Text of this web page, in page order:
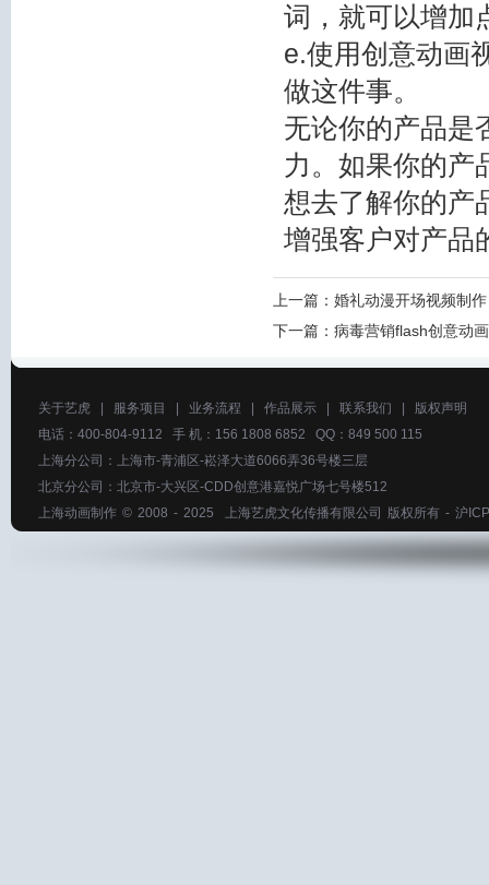
词，就可以增加
e.使用创意动画
做这件事。
无论你的产品是
力。如果你的产
想去了解你的产
增强客户对产品
上一篇： 婚礼动漫开场视频制作
下一篇： 病毒营销flash创意动
关于艺虎 服务项目 业务流程 作品展示 联系我们
版权声明
电话：400-804-9112 手 机：156 1808 6852 QQ：849 500 115
上海分公司：上海市-青浦区-崧泽大道6066弄36号楼三层
北京分公司：北京市-大兴区-CDD创意港嘉悦广场七号楼512
上海动画制作 © 2008 - 2025 上海艺虎文化传播有限公司 版权所有 - 沪